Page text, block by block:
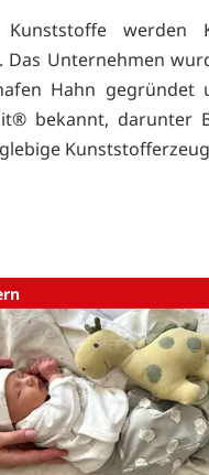
werden
Das Unternehmen
Hahn
bekannt, darunter